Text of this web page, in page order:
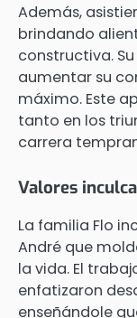
Además,
brindando
constructiva.
aumentar su
máximo. Este
tanto en los
carrera
Valores
La familia Flo
André que
la vida. El
enfatizaron
enseñándole